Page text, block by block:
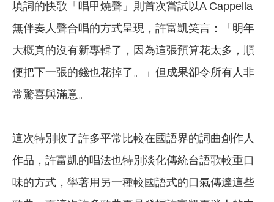
填詞的快歌「唱甲燒聲」則首次嘗試以A Cappella
無伴奏人聲合唱的方式呈現，許富凱笑言：「明年
大概真的沒有新專輯了，因為這張預算花太多，順
便把下一張的錢也花掉了。」但成果卻令所有人非
常驚喜與滿意。
這次特別收了許多平常比較在國語界的詞曲創作人
作品，許富凱的唱法也特別淡化傳統台語歌較重口
味的方式，學著用另一種較國語式的口氣傳達這些